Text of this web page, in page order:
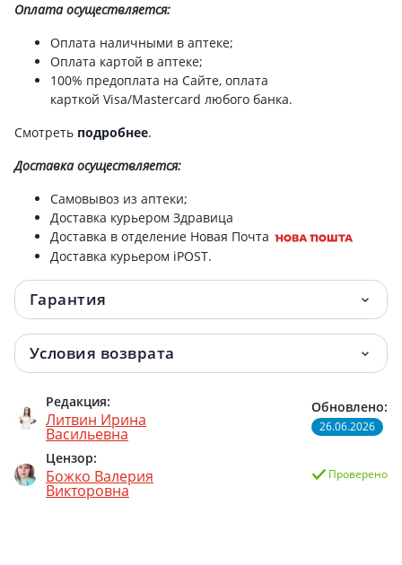
Оплата осуществляется:
Оплата наличными в аптеке;
Оплата картой в аптеке;
100% предоплата на Сайте, оплата
карткой Visa/Mastercard любого банка.
Смотреть подробнее.
Доставкаосуществляется:
Самовывоз из аптеки;
Доставка курьером Здравица
Доставка в отделение Новая Почта
Доставка курьером iPOST.
Гарантия
Условия возврата
Редакция:
Литвин Ирина
Васильевна
Цензор:
Божко Валерия
Викторовна
Обновлено:
26.06.2026
Проверено